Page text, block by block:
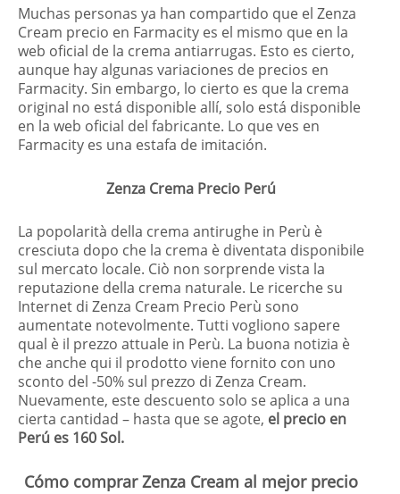
Muchas personas ya han compartido que el Zenza
Cream precio en Farmacity es el mismo que en la
web oficial de la crema antiarrugas. Esto es cierto,
aunque hay algunas variaciones de precios en
Farmacity. Sin embargo, lo cierto es que la crema
original no está disponible allí, solo está disponible
en la web oficial del fabricante. Lo que ves en
Farmacity es una estafa de imitación.
Zenza Crema Precio Perú
La popolarità della crema antirughe in Perù è
cresciuta dopo che la crema è diventata disponibile
sul mercato locale. Ciò non sorprende vista la
reputazione della crema naturale. Le ricerche su
Internet di Zenza Cream Precio Perù sono
aumentate notevolmente. Tutti vogliono sapere
qual è il prezzo attuale in Perù. La buona notizia è
che anche qui il prodotto viene fornito con uno
sconto del -50% sul prezzo di Zenza Cream.
Nuevamente, este descuento solo se aplica a una
cierta cantidad – hasta que se agote, el precio en
Perú es 160 Sol.
Cómo comprar Zenza Cream al mejor precio